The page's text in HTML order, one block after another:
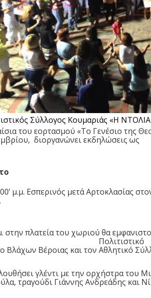
Σύλλογος Κουμαριάς «Η
του εορτασμού «Το Γενέσιο της
διοργανώνει εκδηλώσεις ως
μ.μ. Εσπερινός μετά Αρτοκλασίας
στην πλατεία του χωριού θα
Βλάχων Βέροιας και τον
Πολιτιστικό
Αθλητικό
γλέντι με την ορχήστρα του
τραγούδι Γιάννης Ανδρεάδης και